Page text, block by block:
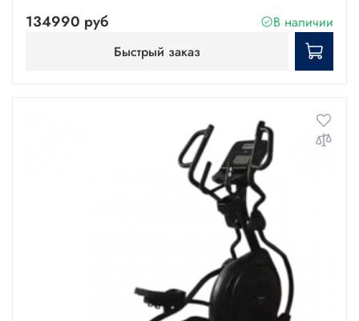
134990 руб
В наличии
Быстрый заказ